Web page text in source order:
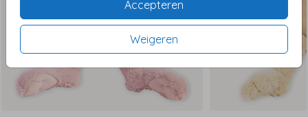
Accepteren
Weigeren